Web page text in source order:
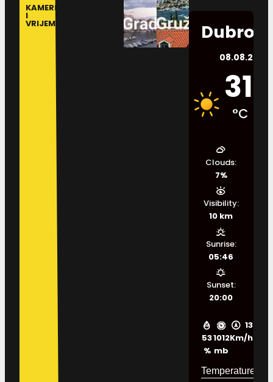
KAMERE
I
VRIJEME
08.08.2026.
31
°C
53
%
1012
mb
13
Km/h
Clouds:
7%
Visibility:
10 km
Sunrise:
05:46
Sunset:
20:00